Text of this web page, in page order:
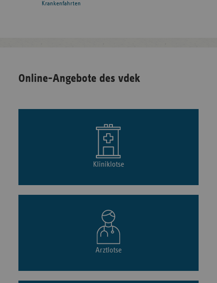
Krankenfahrten
Online-Angebote des vdek
Kliniklotse
Arztlotse